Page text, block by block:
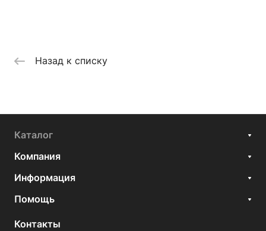
Назад к списку
Каталог
Компания
Информация
Помощь
Контакты